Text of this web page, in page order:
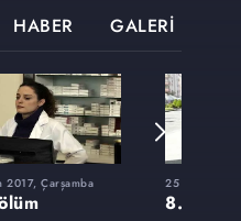
HABER GALERİ
2017, Çarşamba 25 Ekim 2017,
8. Bölüm